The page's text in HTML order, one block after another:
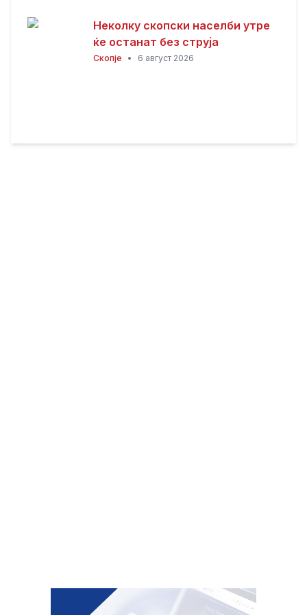
Неколку скопски населби утре
ќе останат без струја
Скопје • 6 август 2026